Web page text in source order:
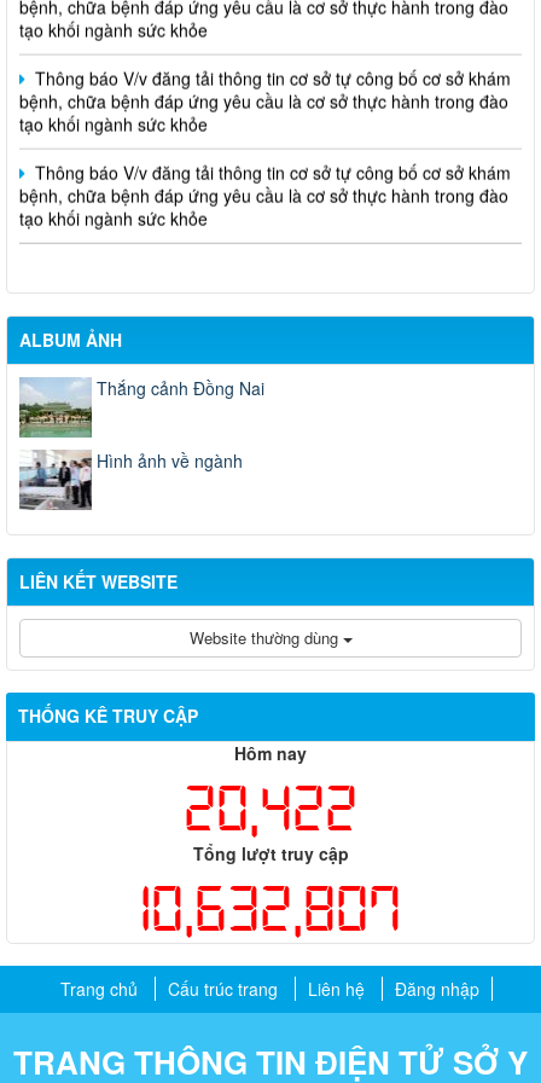
tạo khối ngành sức khỏe
Thông báo V/v đăng tải thông tin cơ sở tự công bố cơ sở khám
bệnh, chữa bệnh đáp ứng yêu cầu là cơ sở thực hành trong đào
tạo khối ngành sức khỏe
Thông báo V/v đăng tải thông tin cơ sở tự công bố cơ sở khám
bệnh, chữa bệnh đáp ứng yêu cầu là cơ sở thực hành trong đào
tạo khối ngành sức khỏe
ALBUM ẢNH
Thắng cảnh Đồng Nai
Hình ảnh về ngành
LIÊN KẾT WEBSITE
Website thường dùng
THỐNG KÊ TRUY CẬP
Hôm nay
20,422
Tổng lượt truy cập
10,632,807
Trang chủ Cấu trúc trang Liên hệ Đăng nhập
TRANG THÔNG TIN ĐIỆN TỬ SỞ Y